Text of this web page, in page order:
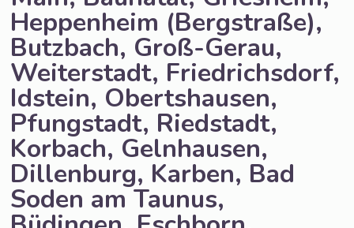
Heppenheim (Bergstraße),
Butzbach, Groß-Gerau,
Weiterstadt, Friedrichsdorf,
Idstein, Obertshausen,
Pfungstadt, Riedstadt,
Korbach, Gelnhausen,
Dillenburg, Karben, Bad
Soden am Taunus,